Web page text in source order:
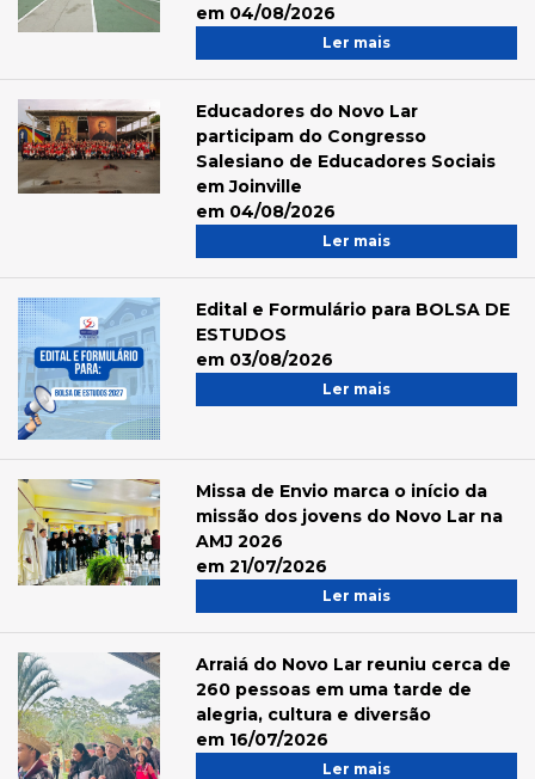
em 04/08/2026
Ler mais
Educadores do Novo Lar
participam do Congresso
Salesiano de Educadores Sociais
em Joinville
em 04/08/2026
Ler mais
Edital e Formulário para BOLSA DE
ESTUDOS
em 03/08/2026
Ler mais
Missa de Envio marca o início da
missão dos jovens do Novo Lar na
AMJ 2026
em 21/07/2026
Ler mais
Arraiá do Novo Lar reuniu cerca de
260 pessoas em uma tarde de
alegria, cultura e diversão
em 16/07/2026
Ler mais